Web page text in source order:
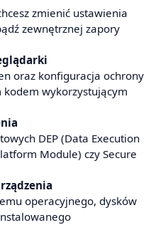
zmienić ustawienia
zewnętrznej zapory
oraz konfiguracja ochrony
kodem wykorzystującym
DEP (Data Execution
Module) czy Secure
operacyjnego, dysków